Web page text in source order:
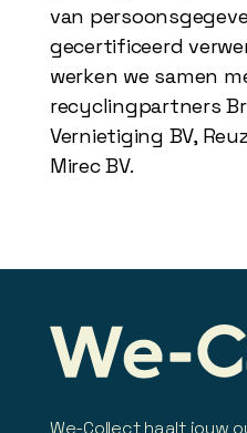
van
gecertificeerd
werken we samen
recyclingpartners
Vernietiging BV,
Mirec BV.
We-Collect haalt jouw